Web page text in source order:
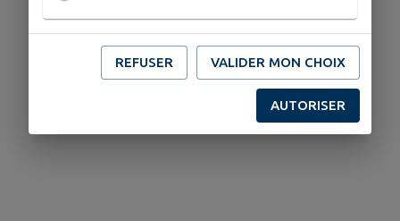
REFUSER VALIDER MON CHOIX
AUTORISER